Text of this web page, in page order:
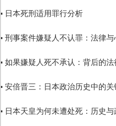
▪ 日本死刑适用罪行分析
▪ 刑事案件嫌疑人不认罪：法律
▪ 如果嫌疑人死不承认：背后的
▪ 安倍晋三：日本政治历史中的关
▪ 日本天皇为何未遭处死：历史